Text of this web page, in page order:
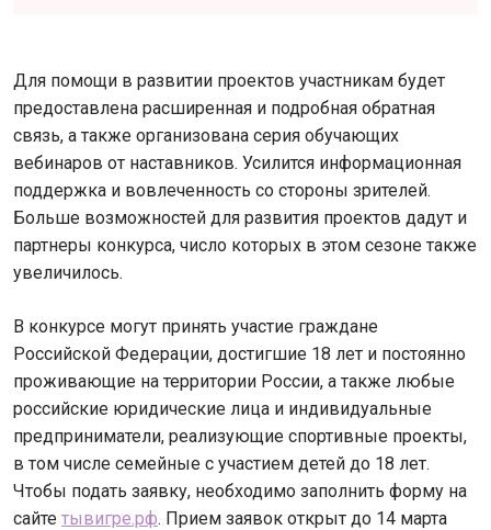
Для помощи в развитии проектов участникам будет
предоставлена расширенная и подробная обратная
связь, а также организована серия обучающих
вебинаров от наставников. Усилится информационная
поддержка и вовлеченность со стороны зрителей.
Больше возможностей для развития проектов дадут и
партнеры конкурса, число которых в этом сезоне также
увеличилось.
В конкурсе могут принять участие граждане
Российской Федерации, достигшие 18 лет и постоянно
проживающие на территории России, а также любые
российские юридические лица и индивидуальные
предприниматели, реализующие спортивные проекты,
в том числе семейные с участием детей до 18 лет.
Чтобы подать заявку, необходимо заполнить форму на
сайте тывигре.рф. Прием заявок открыт до 14 марта